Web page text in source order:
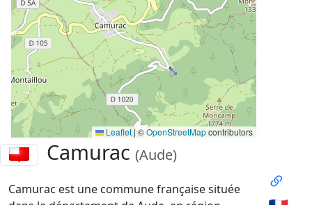
Leaflet |©OpenStreetMapcontributors
Camurac(Aude)
Camurac est une commune française située